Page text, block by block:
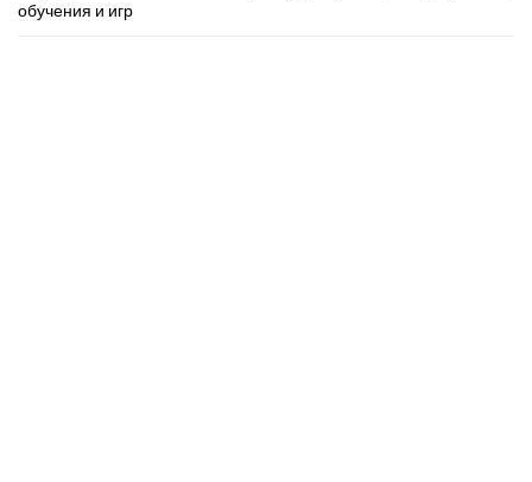
обучения и игр